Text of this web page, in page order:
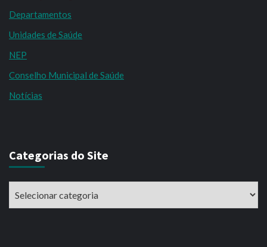
Departamentos
Unidades de Saúde
NEP
Conselho Municipal de Saúde
Notícias
Categorias do Site